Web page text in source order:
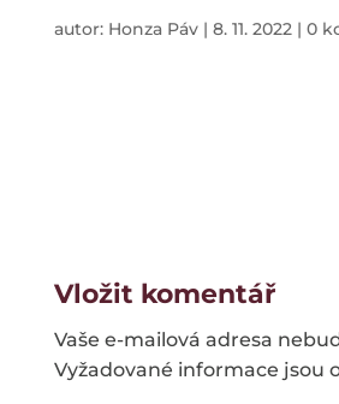
autor: Honza Páv| 8. 11. 2022| 0
Vložit komentář
Vaše e-mailová adresa
Vyžadované informace jsou